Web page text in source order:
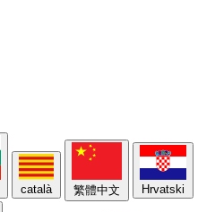
català 繁體中文 Hrvatski